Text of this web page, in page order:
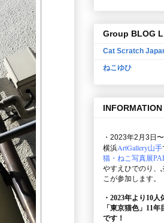
Group BLOG
Cat Scratch
ねこゆひ
INFORMATION
・2023年2月3日
横浜ArtGallery山手
猫・ねこ写真展
やすえひでのり、
こが参加します。
・2023年より10
「東京猫色」 11年
です！